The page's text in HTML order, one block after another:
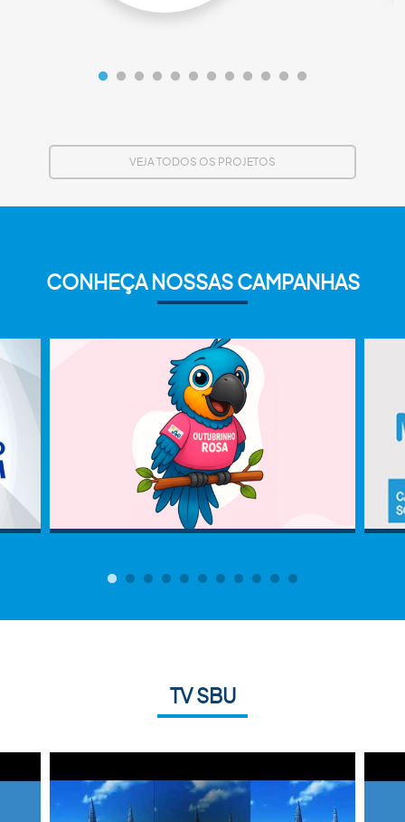
VEJA TODOS OS PROJETOS
CONHEÇA NOSSAS CAMPANHAS
TV SBU